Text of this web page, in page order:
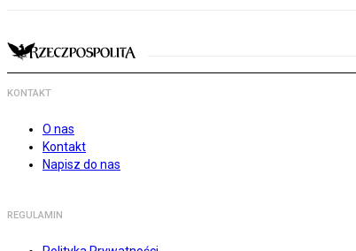
KONTAKT
O nas
Kontakt
Napisz do nas
REGULAMIN